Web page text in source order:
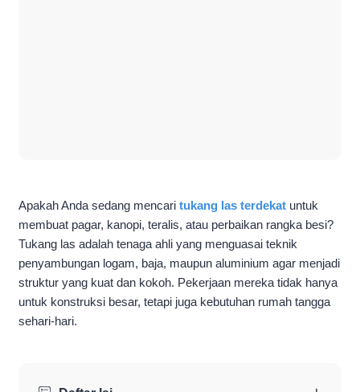
Apakah Anda sedang mencari tukang las terdekat untuk
membuat pagar, kanopi, teralis, atau perbaikan rangka besi?
Tukang las adalah tenaga ahli yang menguasai teknik
penyambungan logam, baja, maupun aluminium agar menjadi
struktur yang kuat dan kokoh. Pekerjaan mereka tidak hanya
untuk konstruksi besar, tetapi juga kebutuhan rumah tangga
sehari-hari.